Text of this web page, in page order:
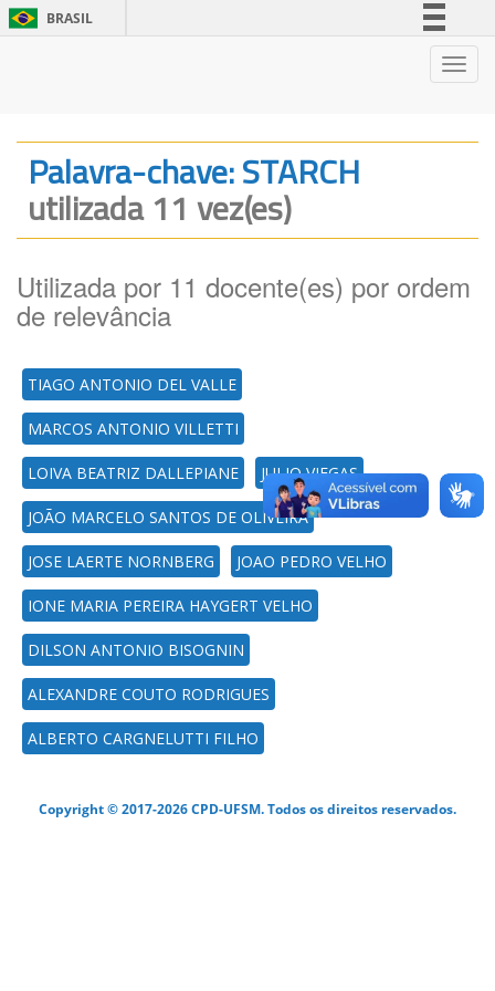
BRASIL
Legislação
Palavra-chave: STARCH
utilizada 11 vez(es)
Utilizada por 11 docente(es) por ordem
de relevância
TIAGO ANTONIO DEL VALLE
MARCOS ANTONIO VILLETTI
LOIVA BEATRIZ DALLEPIANE JULIO VIEGAS
JOÃO MARCELO SANTOS DE OLIVEIRA
JOSE LAERTE NORNBERG JOAO PEDRO VELHO
IONE MARIA PEREIRA HAYGERT VELHO
DILSON ANTONIO BISOGNIN
ALEXANDRE COUTO RODRIGUES
ALBERTO CARGNELUTTI FILHO
Copyright © 2017-2026 CPD-UFSM. Todos os direitos reservados.